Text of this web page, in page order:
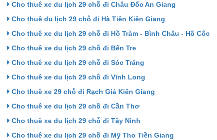
Cho thuê xe du lịch 29 chỗ đi Châu Đốc An Giang
Cho thuê du lịch 29 chỗ đi Hà Tiên Kiên Giang
Cho thuê xe du lịch 29 chỗ đi Hồ Tràm - Bình Châu - Hồ Cốc
Cho thuê xe du lịch 29 chỗ đi Bến Tre
Cho thuê xe du lịch 29 chỗ đi Sóc Trăng
Cho thuê xe du lịch 29 chỗ đi Vĩnh Long
Cho thuê xe 29 chỗ đi Rạch Giá Kiên Giang
Cho thuê xe du lịch 29 chỗ đi Cần Thơ
Cho thuê xe du lịch 29 chỗ đi Tây Ninh
Cho thuê xe du lịch 29 chỗ đi Mỹ Tho Tiền Giang